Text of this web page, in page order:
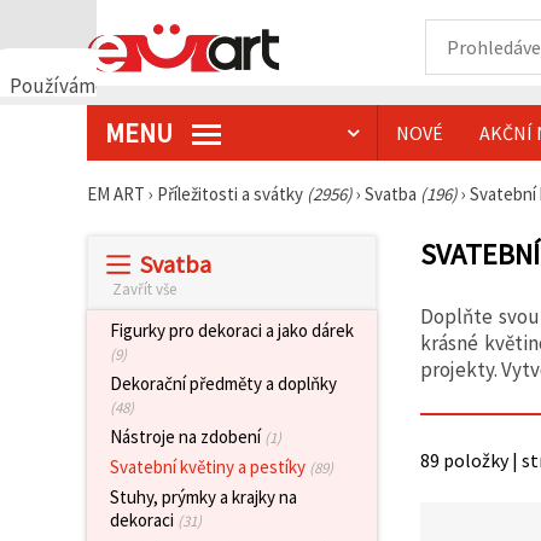
Používáme
MENU NOVÉ AKČNÍ
EM ART › Příležitosti a svátky (2956)› Svatba (196)› Svatební
Svatba
Zavřít vše
Figurky pro dekoraci a jako dárek
(9)
Dekorační předměty a doplňky
(48)
Nástroje na zdobení(1)
Svatební květiny a pestíky (89)
Stuhy, prýmky a krajky na
dekoraci (31)
Doplňte
krásné
projekty.
89 položky |